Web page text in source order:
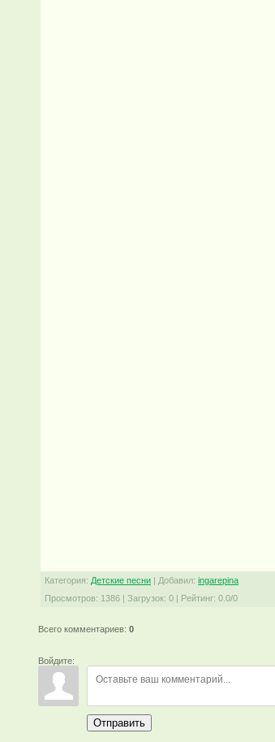
Категория: Детские песни | Добавил: ingarepina
Просмотров: 1386 |Загрузок: 0 | Рейтинг: 0.0/0
Всего комментариев:0
Войдите:
Отправить